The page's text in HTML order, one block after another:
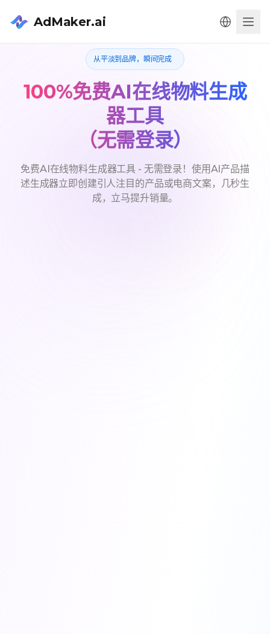
AdMaker.ai
从平淡到品牌，瞬间完成
100%免费AI在线物料生成
器工具
（无需登录）
免费AI在线物料生成器工具 - 无需登录！使用AI产品描
述生成器立即创建引人注目的产品或电商文案，几秒生
成，立马提升销量。